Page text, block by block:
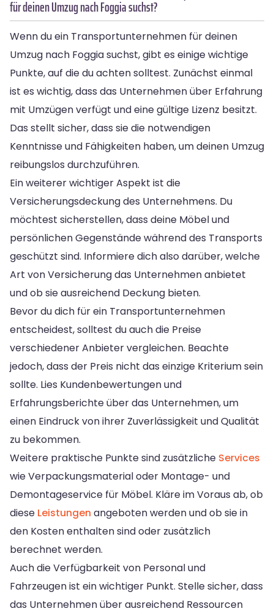
für deinen Umzug nach Foggia suchst?
Wenn du ein Transportunternehmen für deinen
Umzug nach Foggia suchst, gibt es einige wichtige
Punkte, auf die du achten solltest. Zunächst einmal
ist es wichtig, dass das Unternehmen über Erfahrung
mit Umzügen verfügt und eine gültige Lizenz besitzt.
Das stellt sicher, dass sie die notwendigen
Kenntnisse und Fähigkeiten haben, um deinen Umzug
reibungslos durchzuführen.
Ein weiterer wichtiger Aspekt ist die
Versicherungsdeckung des Unternehmens. Du
möchtest sicherstellen, dass deine Möbel und
persönlichen Gegenstände während des Transports
geschützt sind. Informiere dich also darüber, welche
Art von Versicherung das Unternehmen anbietet
und ob sie ausreichend Deckung bieten.
Bevor du dich für ein Transportunternehmen
entscheidest, solltest du auch die Preise
verschiedener Anbieter vergleichen. Beachte
jedoch, dass der Preis nicht das einzige Kriterium sein
sollte. Lies Kundenbewertungen und
Erfahrungsberichte über das Unternehmen, um
einen Eindruck von ihrer Zuverlässigkeit und Qualität
zu bekommen.
Weitere praktische Punkte sind zusätzliche Services
wie Verpackungsmaterial oder Montage- und
Demontageservice für Möbel. Kläre im Voraus ab, ob
diese Leistungen angeboten werden und ob sie in
den Kosten enthalten sind oder zusätzlich
berechnet werden.
Auch die Verfügbarkeit von Personal und
Fahrzeugen ist ein wichtiger Punkt. Stelle sicher, dass
das Unternehmen über ausreichend Ressourcen